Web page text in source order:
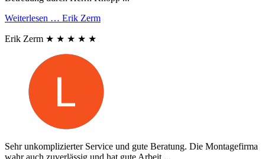
Weiterlesen … Erik Zerm
Erik Zerm ★ ★ ★ ★ ★
Sehr unkomplizierter Service und gute Beratung. Die Montagefirma
wahr auch zuverlässig und hat gute Arbeit ...